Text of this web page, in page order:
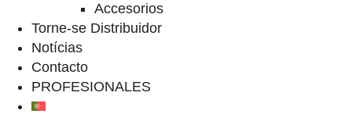
Accesorios
Torne-se Distribuidor
Notícias
Contacto
PROFESIONALES